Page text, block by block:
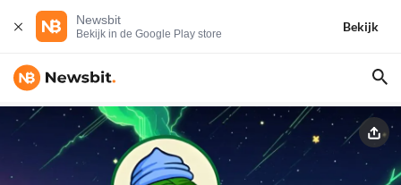
Newsbit
Bekijk in de Google Play store
Bekijk